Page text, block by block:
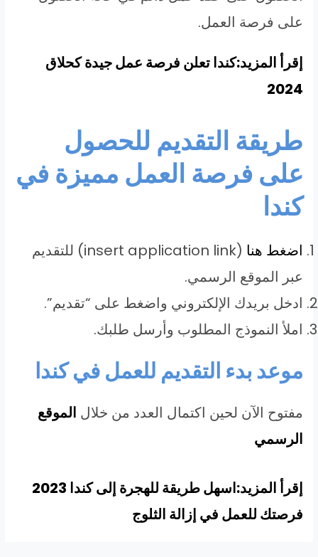
على فرصة العمل.
إقرأ المزيد:كندا تعلن فرصة عمل جيدة كحلاق
2024
طريقة التقديم للحصول
على فرصة العمل مميزة في
كندا
اضغط هنا
(insert application link) للتقديم
عبر الموقع الرسمي.
ادخل بريدك الإلكتروني واضغط على “تقديم”.
املأ النموذج المطلوب وأرسل طلبك.
موعد بدء التقديم للعمل في كندا
مفتوح الآن لحين اكتمال العدد من خلال الموقع
الرسمي
إقرأ المزيد:اسهل طريقة للهجرة إلى كندا 2023
فرصتك للعمل في إزالة الثلوج